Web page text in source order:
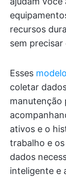
recursos
sem
Esses
coletar
manutenção
ativos e o
trabalho e
dados
inteligente e